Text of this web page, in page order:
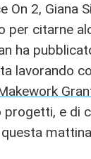
On 2, Giana
per citarne
ha
lavorando
progetti, e di